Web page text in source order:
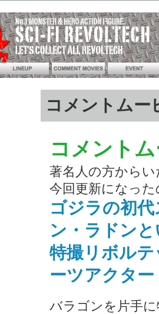
コメントムー
コメント
著名人の方から
今回更新になった
ゴジラの初
ン・ラドン
特撮リボル
ーツアクタ
バラゴンを片手